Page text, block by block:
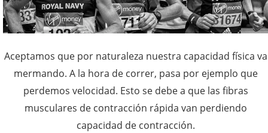
Aceptamos que por naturaleza nuestra capacidad física va
mermando. A la hora de correr, pasa por ejemplo que
perdemos velocidad. Esto se debe a que las fibras
musculares de contracción rápida van perdiendo
capacidad de contracción.